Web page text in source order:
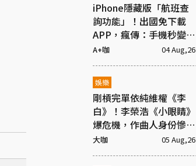
iPhone隱藏版「航班查
詢功能」！出國免下載
APP，瘋傳：手機秒變機
場看板
A+咖 04 Aug,26
娛樂
剛槓完單依純維權《李
白》！李榮浩《小眼睛》
爆危機，作曲人身份慘遭
抹去
大咖 05 Aug,26